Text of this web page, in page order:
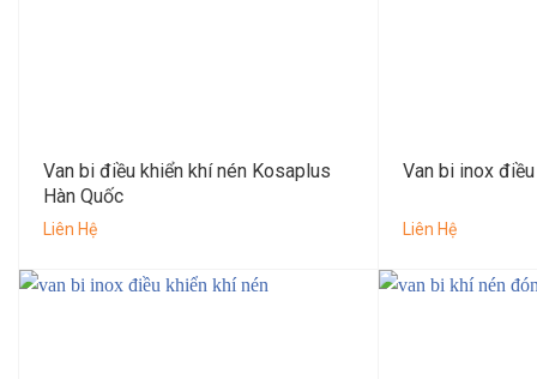
Van bi điều khiển khí nén Kosaplus
Hàn Quốc
Liên Hệ
Van bi inox
Liên Hệ